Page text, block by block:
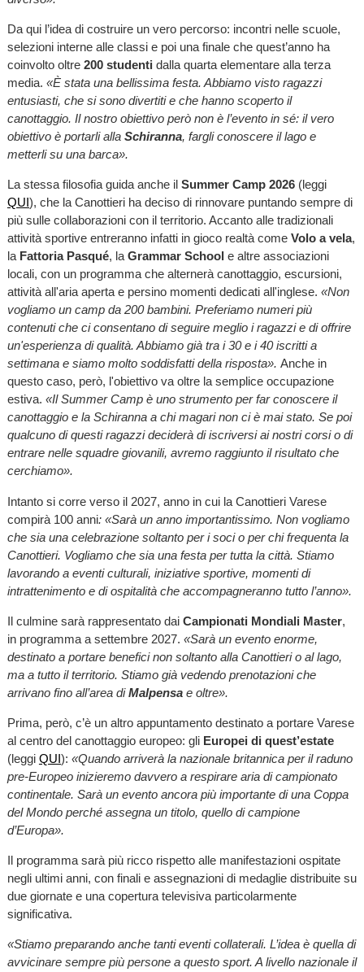
Da qui l’idea di costruire un vero percorso: incontri nelle scuole,
selezioni interne alle classi e poi una finale che quest’anno ha
coinvolto oltre 200 studenti dalla quarta elementare alla terza
media. «È stata una bellissima festa. Abbiamo visto ragazzi
entusiasti, che si sono divertiti e che hanno scoperto il
canottaggio. Il nostro obiettivo però non è l’evento in sé: il vero
obiettivo è portarli alla Schiranna, fargli conoscere il lago e
metterli su una barca».
La stessa filosofia guida anche il Summer Camp 2026(leggi
QUI), che la Canottieri ha deciso di rinnovare puntando sempre di
più sulle collaborazioni con il territorio. Accanto alle tradizionali
attività sportive entreranno infatti in gioco realtà come Volo a vela,
la Fattoria Pasqué, la Grammar School e altre associazioni
locali, con un programma che alternerà canottaggio, escursioni,
attività all'aria aperta e persino momenti dedicati all'inglese. «Non
vogliamo un camp da 200 bambini. Preferiamo numeri più
contenuti che ci consentano di seguire meglio i ragazzi e di offrire
un'esperienza di qualità. Abbiamo già tra i 30 e i 40 iscritti a
settimana e siamo molto soddisfatti della risposta». Anche in
questo caso, però, l'obiettivo va oltre la semplice occupazione
estiva. «Il Summer Camp è uno strumento per far conoscere il
canottaggio e la Schiranna a chi magari non ci è mai stato. Se poi
qualcuno di questi ragazzi deciderà di iscriversi ai nostri corsi o di
entrare nelle squadre giovanili, avremo raggiunto il risultato che
cerchiamo».
Intanto si corre verso il 2027, anno in cui la Canottieri Varese
compirà 100 anni: «Sarà un anno importantissimo. Non vogliamo
che sia una celebrazione soltanto per i soci o per chi frequenta la
Canottieri. Vogliamo che sia una festa per tutta la città. Stiamo
lavorando a eventi culturali, iniziative sportive, momenti di
intrattenimento e di ospitalità che accompagneranno tutto l’anno».
Il culmine sarà rappresentato dai Campionati Mondiali Master,
in programma a settembre 2027. «Sarà un evento enorme,
destinato a portare benefici non soltanto alla Canottieri o al lago,
ma a tutto il territorio. Stiamo già vedendo prenotazioni che
arrivano fino all’area diMalpensae oltre».
Prima, però, c’è un altro appuntamento destinato a portare Varese
al centro del canottaggio europeo: gli Europei di quest’estate
(leggi QUI): «Quando arriverà la nazionale britannica per il raduno
pre-Europeo inizieremo davvero a respirare aria di campionato
continentale. Sarà un evento ancora più importante di una Coppa
del Mondo perché assegna un titolo, quello di campione
d’Europa».
Il programma sarà più ricco rispetto alle manifestazioni ospitate
negli ultimi anni, con finali e assegnazioni di medaglie distribuite su
due giornate e una copertura televisiva particolarmente
significativa.
«Stiamo preparando anche tanti eventi collaterali. L’idea è quella di
avvicinare sempre più persone a questo sport. A livello nazionale il